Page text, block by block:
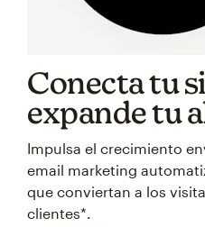
Conecta tu
expande tu
Impulsa el crecimiento
email marketing
que conviertan a los
clientes*.